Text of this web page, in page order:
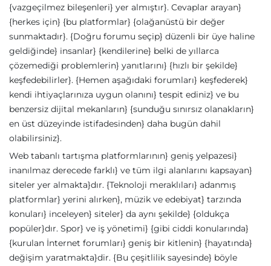
{vazgeçilmez bileşenleri} yer almıştır}. Cevaplar arayan}
{herkes için} {bu platformlar} {olağanüstü bir değer
sunmaktadır}. {Doğru forumu seçip} düzenli bir üye haline
geldiğinde} insanlar} {kendilerine} belki de yıllarca
çözemediği problemlerin} yanıtlarını} {hızlı bir şekilde}
keşfedebilirler}. {Hemen aşağıdaki forumları} keşfederek}
kendi ihtiyaçlarınıza uygun olanını} tespit ediniz} ve bu
benzersiz dijital mekanların} {sunduğu sınırsız olanakların}
en üst düzeyinde istifadesinden} daha bugün dahil
olabilirsiniz}.
Web tabanlı tartışma platformlarının} geniş yelpazesi}
inanılmaz derecede farklı} ve tüm ilgi alanlarını kapsayan}
siteler yer almakta}dır. {Teknoloji meraklıları} adanmış
platformlar} yerini alırken}, müzik ve edebiyat} tarzında
konuları} inceleyen} siteler} da aynı şekilde} {oldukça
popüler}dır. Spor} ve iş yönetimi} {gibi ciddi konularında}
{kurulan İnternet forumları} geniş bir kitlenin} {hayatında}
değişim yaratmakta}dir. {Bu çeşitlilik sayesinde} böyle